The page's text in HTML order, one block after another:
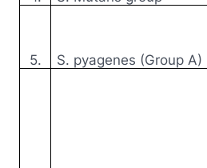
5. S. pyagenes (Group A)